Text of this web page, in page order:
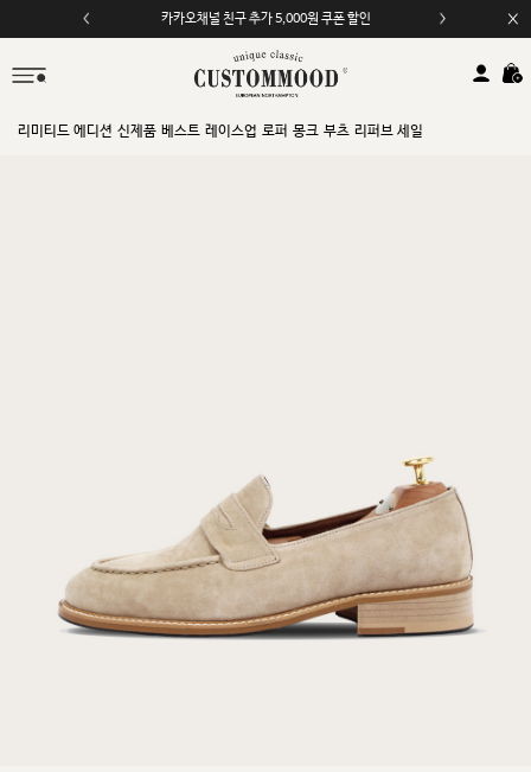
카카오채널 친구 추가 5,000원 쿠폰 할인
모바일 앱 자동 2,000원 할인
리미티드 에디션 신제품 베스트 레이스업 로퍼 몽크 부츠 리퍼브 세일